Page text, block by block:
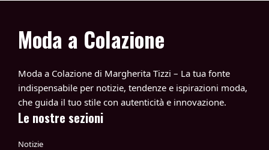
Moda a Colazione
Moda a Colazione di Margherita Tizzi – La tua fonte
indispensabile per notizie, tendenze e ispirazioni moda,
che guida il tuo stile con autenticità e innovazione.
Le nostre sezioni
Notizie